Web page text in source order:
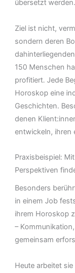
übersetzt werden.
Ziel ist nicht,
sondern deren
150 Menschen
profitiert. Jede
Horoskop eine
Geschichten.
denen
entwickeln, ihren
Praxisbeispiel:
Perspektiven
Besonders
in einem Job
ihrem Horoskop
–
gemeinsam
Heute arbeitet